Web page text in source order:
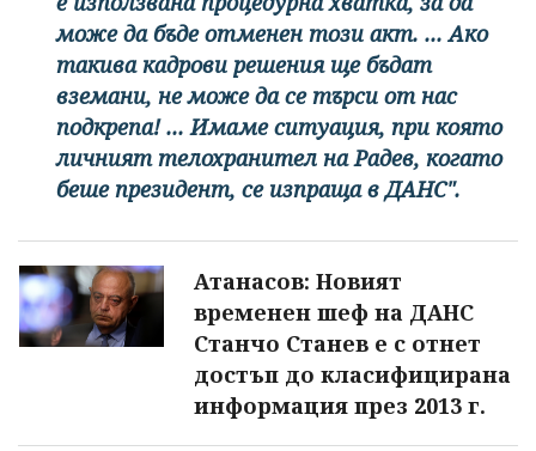
може да бъде отменен този акт. ... Ако
такива кадрови решения ще бъдат
вземани, не може да се търси от нас
подкрепа! ... Имаме ситуация, при която
личният телохранител на Радев, когато
беше президент, се изпраща в ДАНС".
Атанасов: Новият
временен шеф на ДАНС
Станчо Станев е с отнет
достъп до класифицирана
информация през 2013 г.